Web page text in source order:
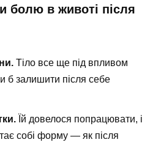
болю в животі після
Тіло все ще під впливом
б залишити після себе
Їй довелося попрацювати, і
собі форму — як після